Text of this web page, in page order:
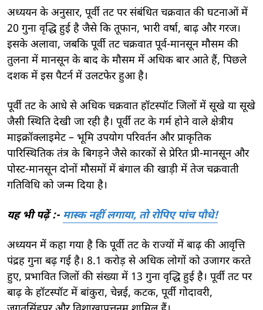
अध्ययन के अनुसार, पूर्वी तट पर संबंधित चक्रवात की घटनाओं में
20 गुना वृद्धि हुई है जैसे कि तूफान, भारी वर्षा, बाढ़ और गरज।
इसके अलावा, जबकि पूर्वी तट चक्रवात पूर्व-मानसून मौसम की
तुलना में मानसून के बाद के मौसम में अधिक बार आते हैं, पिछले
दशक में इस पैटर्न में उलटफेर हुआ है।
पूर्वी तट के आधे से अधिक चक्रवात हॉटस्पॉट जिलों में सूखे या सूखे
जैसी स्थिति देखी जा रही है। पूर्वी तट के गर्म होने वाले क्षेत्रीय
माइक्रॉक्लाइमेट – भूमि उपयोग परिवर्तन और प्राकृतिक
पारिस्थितिक तंत्र के बिगड़ने जैसे कारकों से प्रेरित प्री-मानसून और
पोस्ट-मानसून दोनों मौसमों में बंगाल की खाड़ी में तेज चक्रवाती
गतिविधि को जन्म दिया है।
यह भी पढ़ें :- मास्क नहीं लगाया, तो रोपिए पांच पौधे!
अध्ययन में कहा गया है कि पूर्वी तट के राज्यों में बाढ़ की आवृत्ति
पंद्रह गुना बढ़ गई है। 8.1 करोड़ से अधिक लोगों को उजागर करते
हुए, प्रभावित जिलों की संख्या में 13 गुना वृद्धि हुई है। पूर्वी तट पर
बाढ़ के हॉटस्पॉट में बांकुरा, चेन्नई, कटक, पूर्वी गोदावरी,